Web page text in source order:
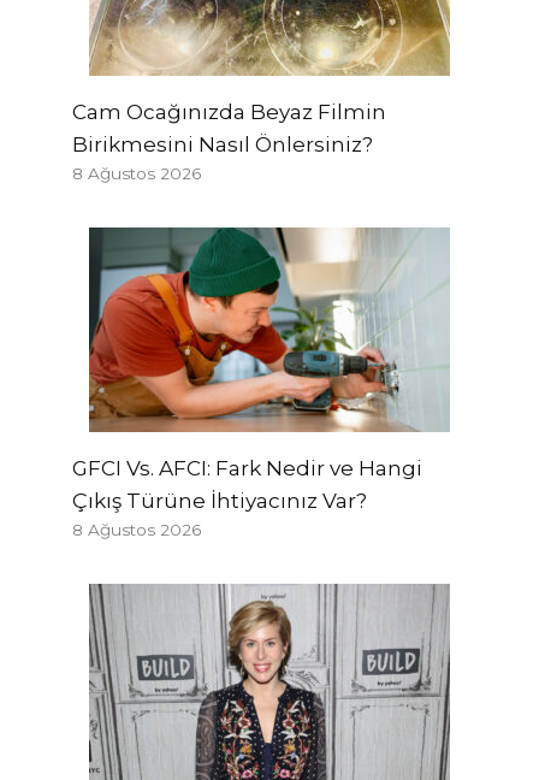
Cam Ocağınızda Beyaz Filmin
Birikmesini Nasıl Önlersiniz?
8 Ağustos 2026
GFCI Vs. AFCI: Fark Nedir ve Hangi
Çıkış Türüne İhtiyacınız Var?
8 Ağustos 2026